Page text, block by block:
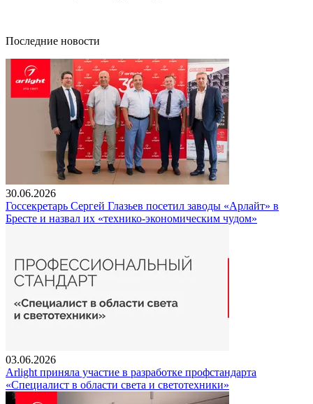
Последние новости
30.06.2026
Госсекретарь Сергей Глазьев посетил заводы «Арлайт» в
Бресте и назвал их «технико-экономическим чудом»
03.06.2026
Arlight приняла участие в разработке профстандарта
«Специалист в области света и светотехники»